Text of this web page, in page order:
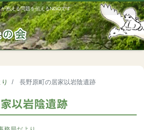
抱える問題を伝えるNGOです
長野原町の居家以岩陰遺跡
以岩陰遺跡